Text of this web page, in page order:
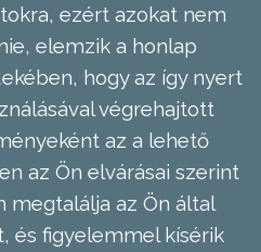
ezért azokat nem
elemzik a honlap
hogy az így nyert
végrehajtott
az a lehető
az Ön elvárásai szerint
megtalálja az Ön által
és figyelemmel kísérik